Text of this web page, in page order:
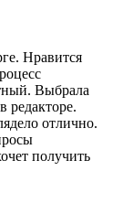
Нравится
Выбрала
редакторе.
отлично.
получить